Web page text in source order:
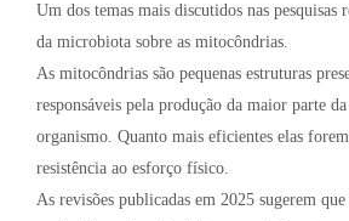
Um dos temas mais discutidos nas pesquisas
da microbiota sobre as mitocôndrias.
As mitocôndrias são pequenas estruturas
responsáveis pela produção da maior parte
organismo. Quanto mais eficientes elas
resistência ao esforço físico.
As revisões publicadas em 2025 sugerem